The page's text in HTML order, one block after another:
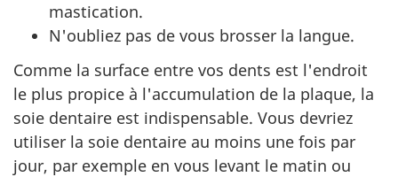
mastication.
N'oubliez pas de vous brosser la langue.
Comme la surface entre vos dents est l'endroit
le plus propice à l'accumulation de la plaque, la
soie dentaire est indispensable. Vous devriez
utiliser la soie dentaire au moins une fois par
jour, par exemple en vous levant le matin ou